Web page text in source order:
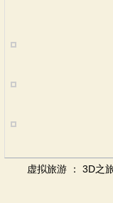
虚拟旅游 ： 3D之旅